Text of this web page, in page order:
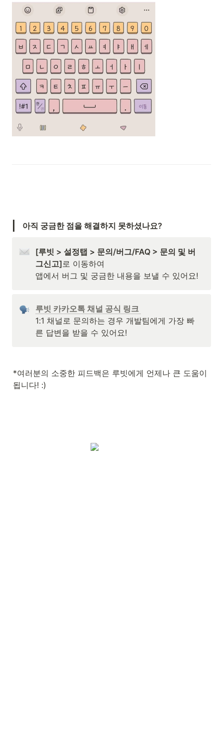
아직 궁금한 점을 해결하지 못하셨나요?
[루빗 > 설정탭 > 문의/버그/FAQ > 문의 및 버
그신고] 로 이동하여
앱에서 버그 및 궁금한 내용을 보낼 수 있어요!
루빗 카카오톡 채널 공식 링크
1:1 채널로 문의하는 경우 개발팀에게 가장 빠
른 답변을 받을 수 있어요!
*여러분의 소중한 피드백은 루빗에게 언제나 큰 도움이
됩니다! :)